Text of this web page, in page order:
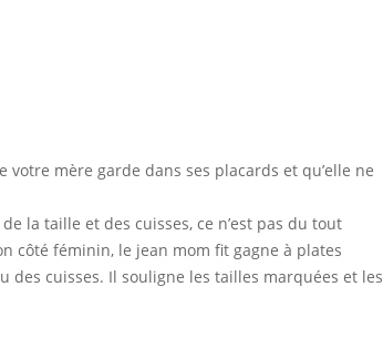
mère garde dans ses placards et qu’elle ne
la taille et des cuisses, ce n’est pas du tout
côté féminin, le jean mom fit gagne à plates
cuisses. Il souligne les tailles marquées et les